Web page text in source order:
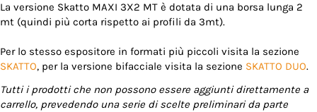
La versione Skatto MAXI 3X2 MT è dotata di una borsa lunga 2
mt (quindi più corta rispetto ai profili da 3mt).
Per lo stesso espositore in formati più piccoli visita la sezione
SKATTO, per la versione bifacciale visita la sezione SKATTO DUO.
Tutti i prodotti che non possono essere aggiunti direttamente a
carrello, prevedendo una serie di scelte preliminari da parte